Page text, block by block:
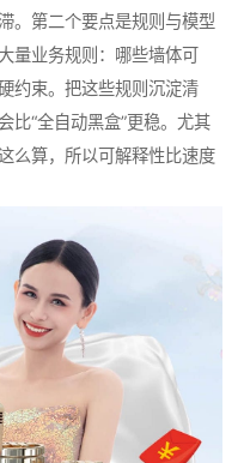
。第二个要点是规则与模型
量业务规则：哪些墙体可
约束。把这些规则沉淀清
比“全自动黑盒”更稳。尤其
么算，所以可解释性比速度